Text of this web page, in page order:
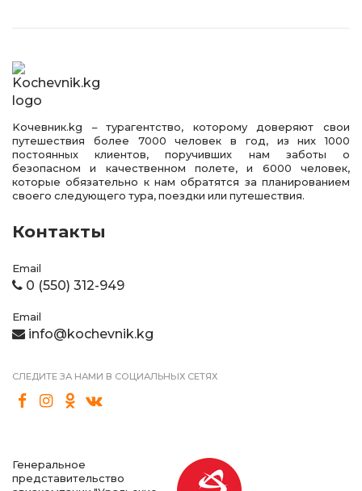
Kочевник.kg – турагентство, которому доверяют свои
путешествия более 7000 человек в год, из них 1000
постоянных клиентов, поручивших нам заботы о
безопасном и качественном полете, и 6000 человек,
которые обязательно к нам обратятся за планированием
своего следующего тура, поездки или путешествия.
Контакты
Email
0 (550) 312-949
Email
info@kochevnik.kg
СЛЕДИТЕ ЗА НАМИ В СОЦИАЛЬНЫХ СЕТЯХ
Генеральное
представительство